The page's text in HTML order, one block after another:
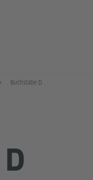
Buchstabe D